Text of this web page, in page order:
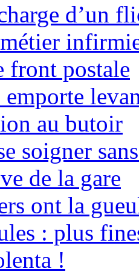
d’un
front postale
au butoir
soigner
de la gare
ont la
: plus
!